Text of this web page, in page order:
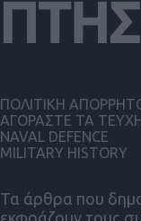
Τα άρθρα που
εκφράζουν τους
ΠΟΛΙΤΙΚΗ
ΑΓΟΡΑΣΤΕ ΤΑ
NAVAL DEFENCE
MILITARY HISTORY